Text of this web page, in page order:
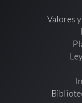
Valores